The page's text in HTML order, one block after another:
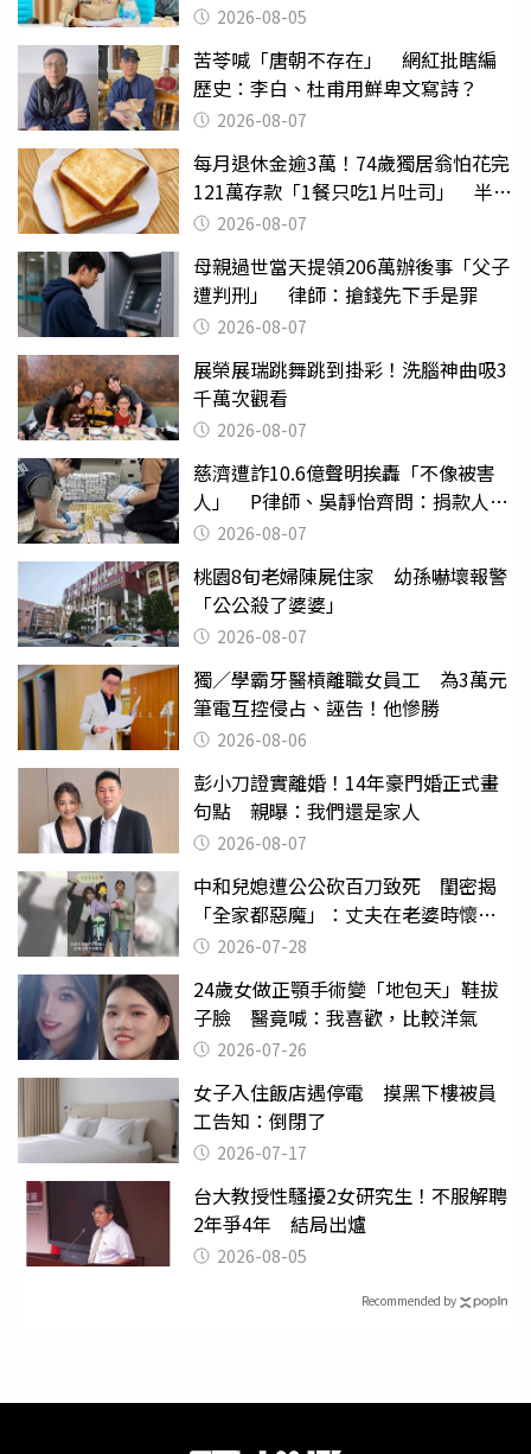
2026-08-05
苦苓喊「唐朝不存在」 網紅批瞎編
歷史：李白、杜甫用鮮卑文寫詩？
2026-08-07
每月退休金逾3萬！74歲獨居翁怕花完
121萬存款「1餐只吃1片吐司」 半年
後暴瘦嚇壞女兒
2026-08-07
母親過世當天提領206萬辦後事「父子
遭判刑」 律師：搶錢先下手是罪
2026-08-07
展榮展瑞跳舞跳到掛彩！洗腦神曲吸3
千萬次觀看
2026-08-07
慈濟遭詐10.6億聲明挨轟「不像被害
人」 P律師、吳靜怡齊問：捐款人有
權知道真相
2026-08-07
桃園8旬老婦陳屍住家 幼孫嚇壞報警
「公公殺了婆婆」
2026-08-07
獨／學霸牙醫槓離職女員工 為3萬元
筆電互控侵占、誣告！他慘勝
2026-08-06
彭小刀證實離婚！14年豪門婚正式畫
句點 親曝：我們還是家人
2026-08-07
中和兒媳遭公公砍百刀致死 閨密揭
「全家都惡魔」：丈夫在老婆時懷孕
摔東西
2026-07-28
24歲女做正顎手術變「地包天」鞋拔
子臉 醫竟喊：我喜歡，比較洋氣
2026-07-26
女子入住飯店遇停電 摸黑下樓被員
工告知：倒閉了
2026-07-17
台大教授性騷擾2女研究生！不服解聘
2年爭4年 結局出爐
2026-08-05
Recommended by